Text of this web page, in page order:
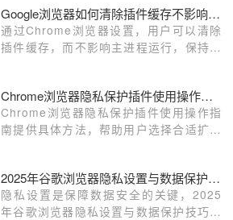
Google浏览器如何清除插件缓存不影响主进程
通过Chrome浏览器设置，用户可以清除
插件缓存，而不影响主进程运行，保持浏
Chrome浏览器隐私保护插件使用操作指南
Chrome浏览器隐私保护插件使用操作指
南提供具体方法，帮助用户选择合适扩展
2025年谷歌浏览器隐私设置与数据保护技巧
隐私设置是保障数据安全的关键，2025
年谷歌浏览器隐私设置与数据保护技巧，